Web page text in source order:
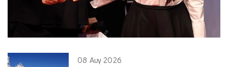
08 Αυγ 2026